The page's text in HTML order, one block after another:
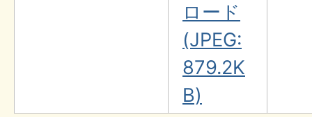
ロード
(JPEG:
879.2K
B)